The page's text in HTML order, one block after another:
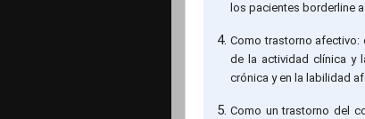
los pacientes borderline
Como trastorno afectivo:
de la actividad clínica y
crónica y en la labilidad
Como un trastorno del